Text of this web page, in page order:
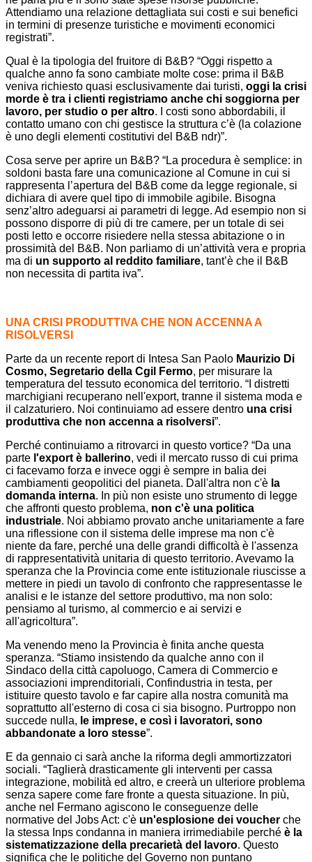
Attendiamo una relazione dettagliata sui costi e sui benefici
in termini di presenze turistiche e movimenti economici
registrati”.
Qual è la tipologia del fruitore di B&B? “Oggi rispetto a
qualche anno fa sono cambiate molte cose: prima il B&B
veniva richiesto quasi esclusivamente dai turisti, oggi la crisi
morde è tra i clienti registriamo anche chi soggiorna per
lavoro, per studio o per altro. I costi sono abbordabili, il
contatto umano con chi gestisce la struttura c’è (la colazione
è uno degli elementi costitutivi del B&B ndr)”.
Cosa serve per aprire un B&B? “La procedura è semplice: in
soldoni basta fare una comunicazione al Comune in cui si
rappresenta l’apertura del B&B come da legge regionale, si
dichiara di avere quel tipo di immobile agibile. Bisogna
senz’altro adeguarsi ai parametri di legge. Ad esempio non si
possono disporre di più di tre camere, per un totale di sei
posti letto e occorre risiedere nella stessa abitazione o in
prossimità del B&B. Non parliamo di un’attività vera e propria
ma di un supporto al reddito familiare, tant’è che il B&B
non necessita di partita iva”.
UNA CRISI PRODUTTIVA CHE NON ACCENNA A
RISOLVERSI
Parte da un recente report di Intesa San Paolo Maurizio Di
Cosmo, Segretario della Cgil Fermo, per misurare la
temperatura del tessuto economica del territorio. “I distretti
marchigiani recuperano nell'export, tranne il sistema moda e
il calzaturiero. Noi continuiamo ad essere dentro una crisi
produttiva che non accenna a risolversi”.
Perché continuiamo a ritrovarci in questo vortice? “Da una
parte l'export è ballerino, vedi il mercato russo di cui prima
ci facevamo forza e invece oggi è sempre in balia dei
cambiamenti geopolitici del pianeta. Dall'altra non c'è la
domanda interna. In più non esiste uno strumento di legge
che affronti questo problema, non c'è una politica
industriale. Noi abbiamo provato anche unitariamente a fare
una riflessione con il sistema delle imprese ma non c'è
niente da fare, perché una delle grandi difficoltà è l'assenza
di rappresentatività unitaria di questo territorio. Avevamo la
speranza che la Provincia come ente istituzionale riuscisse a
mettere in piedi un tavolo di confronto che rappresentasse le
analisi e le istanze del settore produttivo, ma non solo:
pensiamo al turismo, al commercio e ai servizi e
all'agricoltura”.
Ma venendo meno la Provincia è finita anche questa
speranza. “Stiamo insistendo da qualche anno con il
Sindaco della città capoluogo, Camera di Commercio e
associazioni imprenditoriali, Confindustria in testa, per
istituire questo tavolo e far capire alla nostra comunità ma
soprattutto all'esterno di cosa ci sia bisogno. Purtroppo non
succede nulla, le imprese, e così i lavoratori, sono
abbandonate a loro stesse”.
E da gennaio ci sarà anche la riforma degli ammortizzatori
sociali. “Taglierà drasticamente gli interventi per cassa
integrazione, mobilità ed altro, e creerà un ulteriore problema
senza sapere come fare fronte a questa situazione. In più,
anche nel Fermano agiscono le conseguenze delle
normative del Jobs Act: c'è un'esplosione dei voucher che
la stessa Inps condanna in maniera irrimediabile perché è la
sistematizzazione della precarietà del lavoro. Questo
significa che le politiche del Governo non puntano